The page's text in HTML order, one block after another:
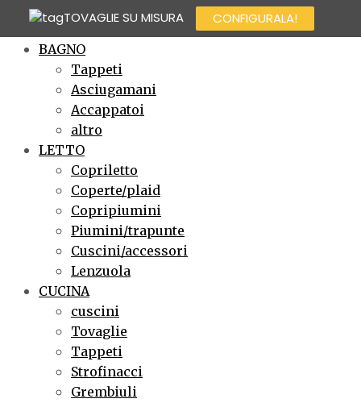
BAGNO
Tappeti
Asciugamani
Accappatoi
altro
LETTO
Copriletto
Coperte/plaid
Copripiumini
Piumini/trapunte
Cuscini/accessori
Lenzuola
CUCINA
cuscini
Tovaglie
Tappeti
Strofinacci
Grembiuli
TOVAGLIE SU MISURA CONFIGURALA!